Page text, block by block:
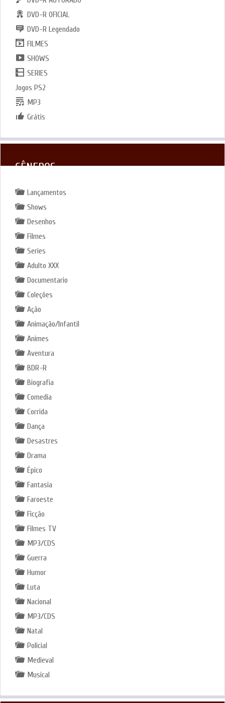
DVD-R OFICIAL
DVD-R Legendado
FILMES
SHOWS
SERIES
Jogos PS2
MP3
Grátis
GÊNEROS
Lançamentos
Shows
Desenhos
Filmes
Series
Adulto XXX
Documentario
Coleções
Ação
Animação/Infantil
Animes
Aventura
BDR-R
Biografia
Comedia
Corrida
Dança
Desastres
Drama
Épico
Fantasia
Faroeste
Ficção
Filmes TV
MP3/CDS
Guerra
Humor
Luta
Nacional
MP3/CDS
Natal
Policial
Medieval
Musical